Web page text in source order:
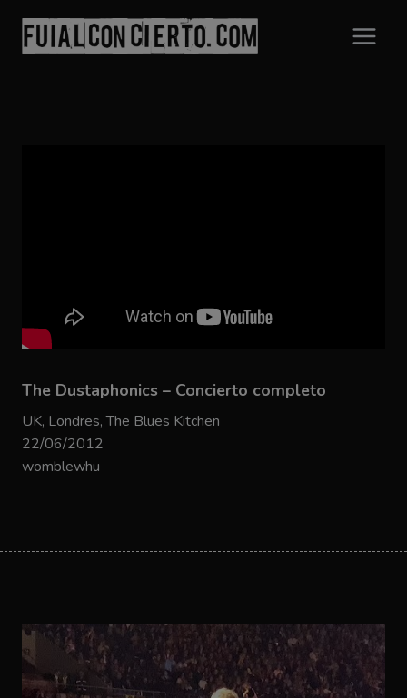
contenido
The Dustaphonics – Concierto completo
UK, Londres, The Blues Kitchen
22/06/2012
womblewhu